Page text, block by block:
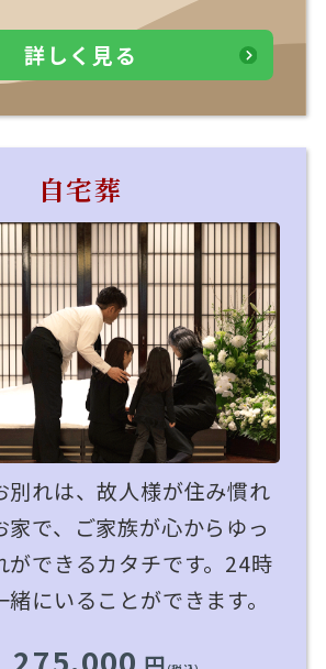
詳しく見る
自宅葬
別れは、故人様が住み慣れ
家で、ご家族が心からゆっ
ができるカタチです。24時
にいることができます。